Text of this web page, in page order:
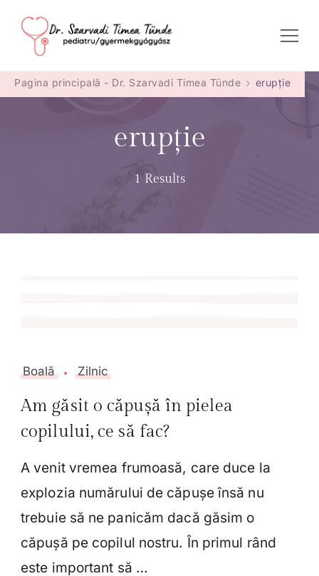
Dr. Szarvadi Timea Tünde
Pagina principală - Dr. Szarvadi Timea Tünde erupție
erupție
1 Results
Boală Zilnic
Am găsit o căpușă în pielea
copilului, ce să fac?
A venit vremea frumoasă, care duce la
explozia numărului de căpușe însă nu
trebuie să ne panicăm dacă găsim o
căpușă pe copilul nostru. În primul rând
este important să …